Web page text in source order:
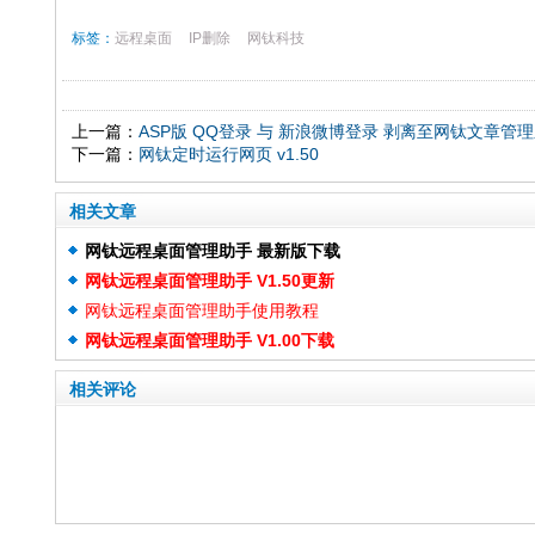
标签： 远程桌面 IP删除 网钛科技
上一篇： ASP版 QQ登录 与 新浪微博登录 剥离至网钛文章管
下一篇： 网钛定时运行网页 v1.50
相关文章
网钛远程桌面管理助手 最新版下载
网钛远程桌面管理助手 V1.50更新
网钛远程桌面管理助手使用教程
网钛远程桌面管理助手 V1.00下载
相关评论